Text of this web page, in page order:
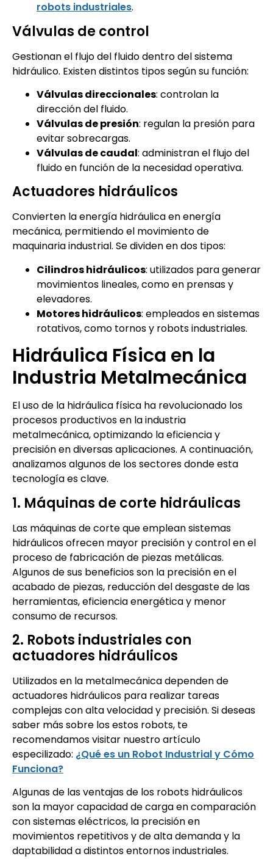
robots industriales.
Válvulas de control
Gestionan el flujo del fluido dentro del sistema
hidráulico. Existen distintos tipos según su función:
Válvulas direccionales: controlan la
dirección del fluido.
Válvulas de presión: regulan la presión para
evitar sobrecargas.
Válvulas de caudal: administran el flujo del
fluido en función de la necesidad operativa.
Actuadores hidráulicos
Convierten la energía hidráulica en energía
mecánica, permitiendo el movimiento de
maquinaria industrial. Se dividen en dos tipos:
Cilindros hidráulicos: utilizados para generar
movimientos lineales, como en prensas y
elevadores.
Motores hidráulicos: empleados en sistemas
rotativos, como tornos y robots industriales.
Hidráulica Física en la
Industria Metalmecánica
El uso de la hidráulica física ha revolucionado los
procesos productivos en la industria
metalmecánica, optimizando la eficiencia y
precisión en diversas aplicaciones. A continuación,
analizamos algunos de los sectores donde esta
tecnología es clave.
1. Máquinas de corte hidráulicas
Las máquinas de corte que emplean sistemas
hidráulicos ofrecen mayor precisión y control en el
proceso de fabricación de piezas metálicas.
Algunos de sus beneficios son la precisión en el
acabado de piezas, reducción del desgaste de las
herramientas, eficiencia energética y menor
consumo de recursos.
2. Robots industriales con
actuadores hidráulicos
Utilizados en la metalmecánica dependen de
actuadores hidráulicos para realizar tareas
complejas con alta velocidad y precisión. Si deseas
saber más sobre los estos robots, te
recomendamos visitar nuestro artículo
especilizado: ¿Qué es un Robot Industrial y Cómo
Funciona?
Algunas de las ventajas de los robots hidráulicos
son la mayor capacidad de carga en comparación
con sistemas eléctricos, la precisión en
movimientos repetitivos y de alta demanda y la
daptabilidad a distintos entornos industriales.